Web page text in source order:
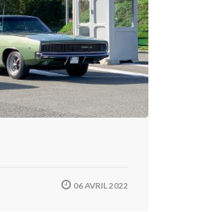
06 AVRIL 2022